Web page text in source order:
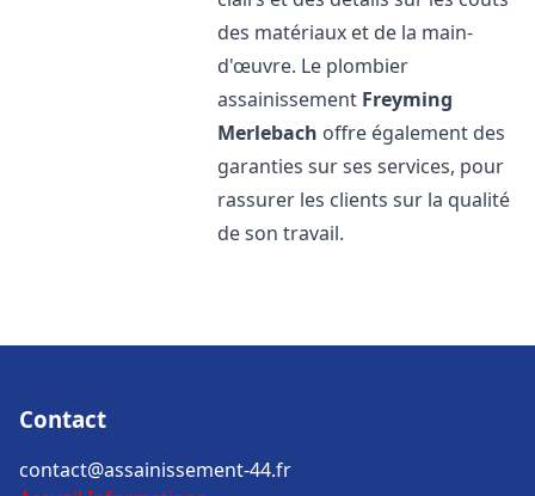
des matériaux et de la main-
d'œuvre. Le plombier
assainissement Freyming
Merlebach offre également des
garanties sur ses services, pour
rassurer les clients sur la qualité
de son travail.
Contact
contact@assainissement-44.fr